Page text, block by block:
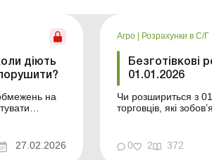
діють
на
27.02.2026
Агро Розрахунки в С/Г
Безготівкові
01.01.2026
Чи розшириться з
торговців, які
приймання
Відповіді ви
0 2 372